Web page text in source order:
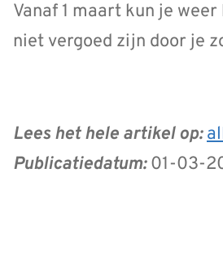
Vanaf 1 maart kun je
niet vergoed zijn door je
Lees het hele artikel op:
Publicatiedatum:01-03-